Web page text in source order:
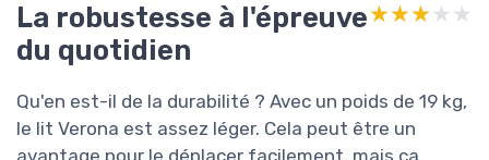
La robustesse à l'épreuve
du quotidien
★★★★★
★★★★★
Qu'en est-il de la durabilité ? Avec un poids de 19 kg,
le lit Verona est assez léger. Cela peut être un